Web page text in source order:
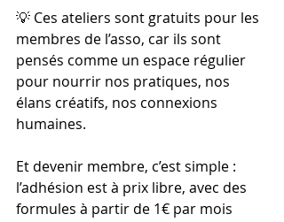
💡 Ces ateliers sont gratuits pour les
membres de l’asso, car ils sont
pensés comme un espace régulier
pour nourrir nos pratiques, nos
élans créatifs, nos connexions
humaines.
Et devenir membre, c’est simple :
l’adhésion est à prix libre, avec des
formules à partir de 1€ par mois